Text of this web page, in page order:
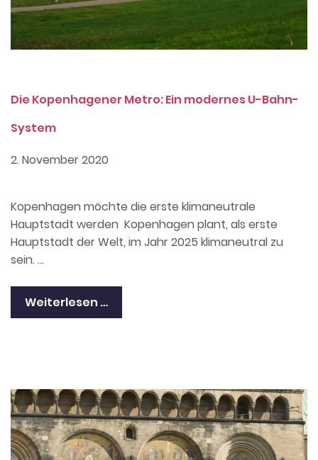
Die Kopenhagener Metro: Ein modernes U-Bahn-
System
2. November 2020
Kopenhagen möchte die erste klimaneutrale
Hauptstadt werden Kopenhagen plant, als erste
Hauptstadt der Welt, im Jahr 2025 klimaneutral zu
sein. …
Weiterlesen …